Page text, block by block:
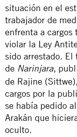
situación en el
trabajador de
enfrenta a cargos
violar la Ley
sido arrestado. El
de Narinjara,
de Rajine
cargos por la
se había pedido
Arakán que
oculto.